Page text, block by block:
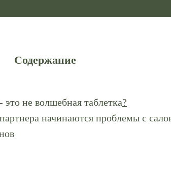
Содержание
не волшебная таблетка?
начинаются проблемы с